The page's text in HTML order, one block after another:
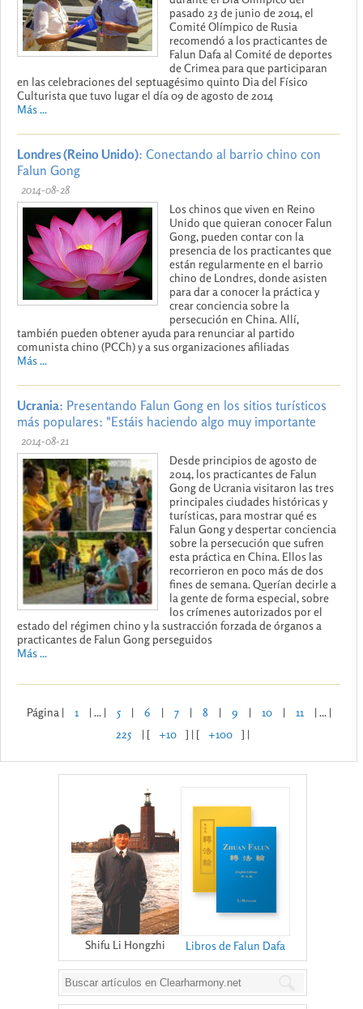
pasado 23 de junio de 2014, el
Comité Olímpico de Rusia
recomendó a los practicantes de
Falun Dafa al Comité de deportes
de Crimea para que participaran
en las celebraciones del septuagésimo quinto Dia del Físico
Culturista que tuvo lugar el día 09 de agosto de 2014
Más ...
Londres (Reino Unido): Conectando al barrio chino con
Falun Gong
2014-08-28
Los chinos que viven en Reino
Unido que quieran conocer Falun
Gong, pueden contar con la
presencia de los practicantes que
están regularmente en el barrio
chino de Londres, donde asisten
para dar a conocer la práctica y
crear conciencia sobre la
persecución en China. Allí,
también pueden obtener ayuda para renunciar al partido
comunista chino (PCCh) y a sus organizaciones afiliadas
Más ...
Ucrania: Presentando Falun Gong en los sitios turísticos
más populares: "Estáis haciendo algo muy importante
2014-08-21
Desde principios de agosto de
2014, los practicantes de Falun
Gong de Ucrania visitaron las tres
principales ciudades históricas y
turísticas, para mostrar qué es
Falun Gong y despertar conciencia
sobre la persecución que sufren
esta práctica en China. Ellos las
recorrieron en poco más de dos
fines de semana. Querían decirle a
la gente de forma especial, sobre
los crímenes autorizados por el
estado del régimen chino y la sustracción forzada de órganos a
practicantes de Falun Gong perseguidos
Más ...
Página | 1 | ... | 5 | 6 | 7 | 8 | 9 | 10 | 11
| ... |
225
| [ +10 ] | [ +100 ] |
Shifu Li Hongzhi Libros de Falun Dafa